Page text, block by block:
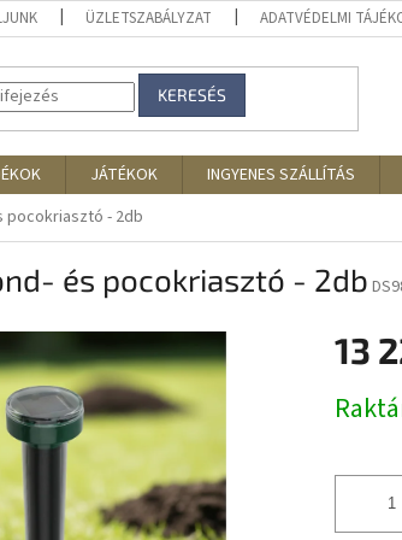
ÜZLETSZABÁLYZAT ADATVÉDELMI
KERESÉS
JÁTÉKOK INGYENES SZÁLLÍTÁS
pocokriasztó - 2db
és pocokriasztó - 2db
13